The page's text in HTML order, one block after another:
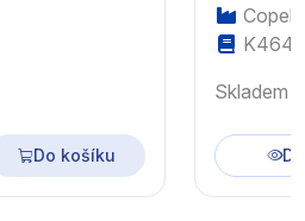
Do košíku
Skladem